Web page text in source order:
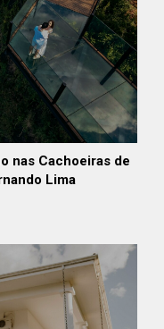
nas Cachoeiras de
Lima